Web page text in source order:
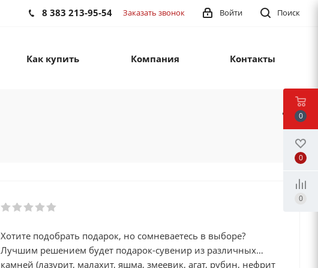
Поиск
Войти
8 383 213-95-54 Заказать звонок
Как купить Компания Контакты
Хотите подобрать подарок, но сомневаетесь в выборе?
Лучшим решением будет подарок-сувенир из различных
камней (лазурит, малахит, яшма, змеевик, агат, рубин, нефрит
0
0
0